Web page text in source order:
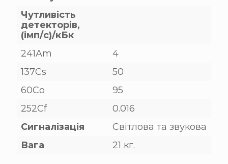
Чутливість
детекторів,
(імп/с)/кБк
241Am
4
137Cs
50
60Co
95
252Cf
0.016
Сигналізація
Світлова та звукова
Вага
21 кг.